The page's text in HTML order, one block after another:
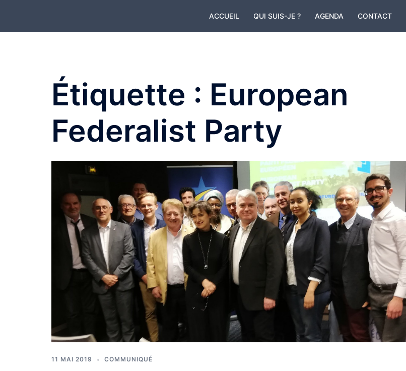
ACCUEIL QUI SUIS-JE ? AGENDA CONTACT
Étiquette : European
Federalist Party
11 MAI 2019 COMMUNIQUÉ